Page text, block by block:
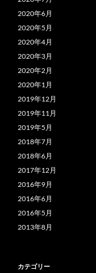
2020年6月
2020年5月
2020年4月
2020年3月
2020年2月
2020年1月
2019年12月
2019年11月
2019年5月
2018年7月
2018年6月
2017年12月
2016年9月
2016年6月
2016年5月
2013年8月
カテゴリー